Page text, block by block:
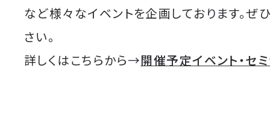
など様々なイベントを企画しております。ぜ
さい。
詳しくはこちらから→開催予定イベント・セ